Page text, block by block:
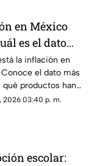
en México
es el dato
la inflación en
el dato más
productos han
precio y cómo
2026 03:40 p. m.
escolar: